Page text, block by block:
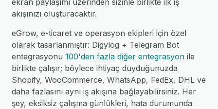
ekran paylaşımı üzerinden sizinle birlikte ilk iş
akışınızı oluşturacaktır.
eGrow, e-ticaret ve operasyon ekipleri için özel
olarak tasarlanmıştır: Digylog + Telegram Bot
entegrasyonu 100'den fazla diğer entegrasyon ile
birlikte çalışır; böylece ihtiyaç duyduğunuzda
Shopify, WooCommerce, WhatsApp, FedEx, DHL ve
daha fazlasını aynı iş akışına bağlayabilirsiniz. Her
şey, eksiksiz çalışma günlükleri, hata durumunda